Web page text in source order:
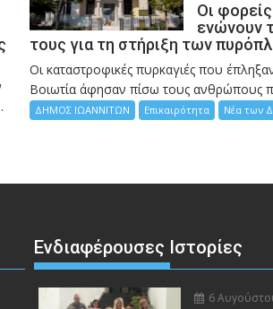
Οι
ενώνουν
τους για τη στήριξη των
Οι καταστροφικές πυρκαγιές που
Bοιωτία άφησαν πίσω τους ανθρώπους
ΔΗΜΟΣ ΙΩΑΝΝΙΤΩΝ Επικαιρότητα Νέα των
Ενδιαφέρουσες Ιστορίες
6